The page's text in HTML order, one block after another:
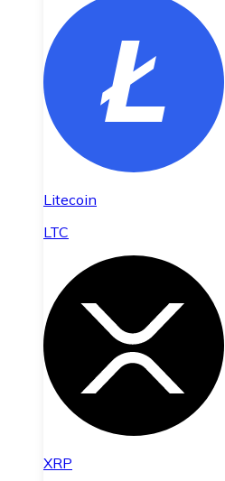
Litecoin
LTC
XRP